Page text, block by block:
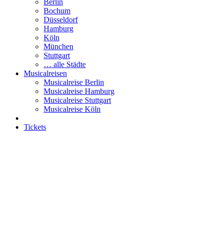
Berlin
Bochum
Düsseldorf
Hamburg
Köln
München
Stuttgart
… alle Städte
Musicalreisen
Musicalreise Berlin
Musicalreise Hamburg
Musicalreise Stuttgart
Musicalreise Köln
Tickets